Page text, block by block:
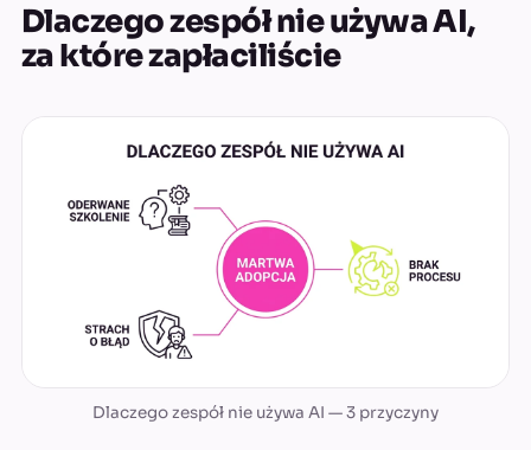
Dlaczego zespół nie używa AI,
za które zapłaciliście
Dlaczego zespół nie używa AI — 3 przyczyny